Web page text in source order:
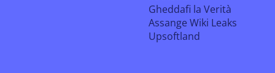
Gheddafi la Verità
Assange Wiki Leaks
Upsoftland